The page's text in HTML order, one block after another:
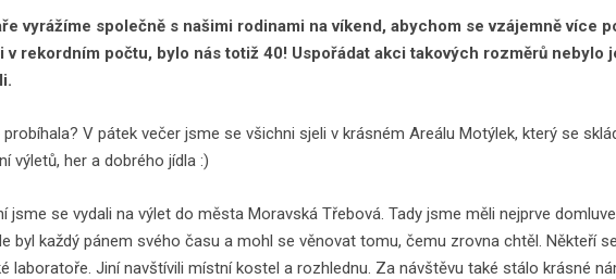
vyrážíme společně s našimi rodinami na víkend, abychom se vzájemně více
v rekordním počtu, bylo nás totiž 40! Uspořádat akci takových rozměrů nebylo
V pátek večer jsme se všichni sjeli v krásném Areálu Motýlek, který se
výletů, her a dobrého jídla :)
jsme se vydali na výlet do města Moravská Třebová. Tady jsme měli nejprve
byl každý pánem svého času a mohl se věnovat tomu, čemu zrovna chtěl. Někteří
laboratoře. Jiní navštívili místní kostel a rozhlednu. Za návštěvu také stálo krásné